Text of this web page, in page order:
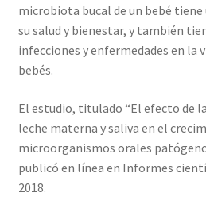
microbiota bucal de un bebé
su salud y bienestar, y también
infecciones y enfermedades en la
bebés.
El estudio, titulado “El efecto de
leche materna y saliva en el
microorganismos orales
publicó en línea en Informes
2018.